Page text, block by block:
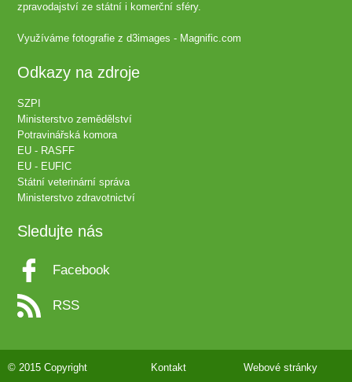
zpravodajství ze státní i komerční sféry.
Využíváme fotografie zd3images - Magnific.com
Odkazy na zdroje
SZPI
Ministerstvo zemědělství
Potravinářská komora
EU - RASFF
EU - EUFIC
Státní veterinární správa
Ministerstvo zdravotnictví
Sledujte nás
Facebook
RSS
© 2015 Copyright
Kontakt
Webové stránky